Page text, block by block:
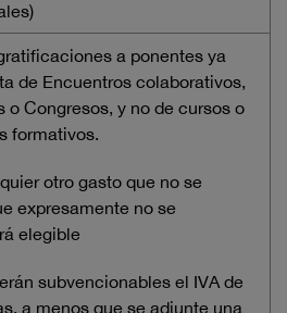
a ponentes ya
de Encuentros colaborativos,
o Congresos, y no de cursos o
formativos.
otro gasto que no se
expresamente no se
elegible
subvencionables el IVA de
a menos que se adjunte una